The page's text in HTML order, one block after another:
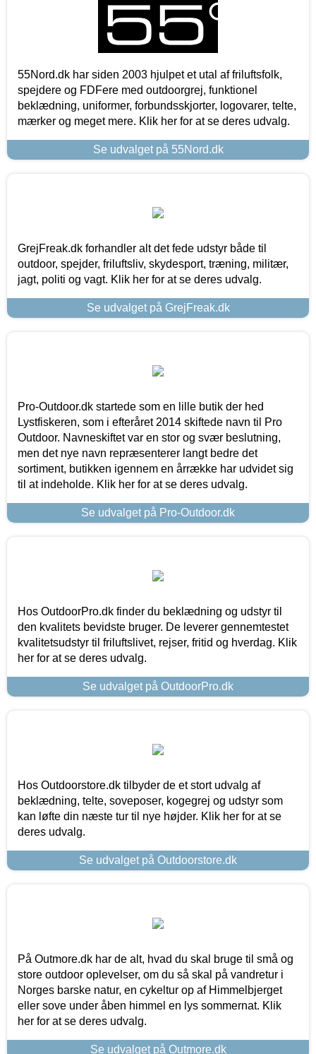
55Nord.dk har siden 2003 hjulpet et utal af friluftsfolk,
spejdere og FDFere med outdoorgrej, funktionel
beklædning, uniformer, forbundsskjorter, logovarer, telte,
mærker og meget mere. Klik her for at se deres udvalg.
Se udvalget på 55Nord.dk
GrejFreak.dk forhandler alt det fede udstyr både til
outdoor, spejder, friluftsliv, skydesport, træning, militær,
jagt, politi og vagt. Klik her for at se deres udvalg.
Se udvalget på GrejFreak.dk
Pro-Outdoor.dk startede som en lille butik der hed
Lystfiskeren, som i efteråret 2014 skiftede navn til Pro
Outdoor. Navneskiftet var en stor og svær beslutning,
men det nye navn repræsenterer langt bedre det
sortiment, butikken igennem en årrække har udvidet sig
til at indeholde. Klik her for at se deres udvalg.
Se udvalget på Pro-Outdoor.dk
Hos OutdoorPro.dk finder du beklædning og udstyr til
den kvalitets bevidste bruger. De leverer gennemtestet
kvalitetsudstyr til friluftslivet, rejser, fritid og hverdag. Klik
her for at se deres udvalg.
Se udvalget på OutdoorPro.dk
Hos Outdoorstore.dk tilbyder de et stort udvalg af
beklædning, telte, soveposer, kogegrej og udstyr som
kan løfte din næste tur til nye højder. Klik her for at se
deres udvalg.
Se udvalget på Outdoorstore.dk
På Outmore.dk har de alt, hvad du skal bruge til små og
store outdoor oplevelser, om du så skal på vandretur i
Norges barske natur, en cykeltur op af Himmelbjerget
eller sove under åben himmel en lys sommernat. Klik
her for at se deres udvalg.
Se udvalget på Outmore.dk